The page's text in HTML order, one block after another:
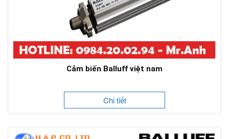
Cảm biến Balluff việt nam
Chi tiết